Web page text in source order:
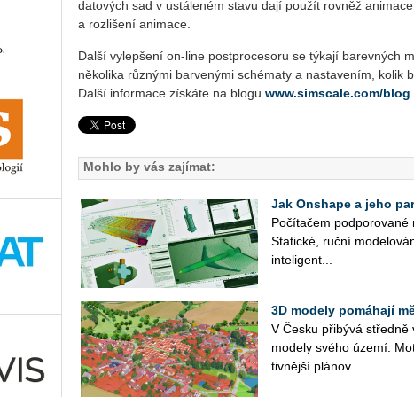
datových sad v ustáleném stavu dají použít rovněž
a rozlišení animace.
Další vylepšení on-line postprocesoru se týkají barevných
několika různými barvenými schématy a nastavením, kolik
Další informace získáte na blogu www.simscale.com/blog
Mohlo by vás zajímat:
Jak Onshape a jeho
Po­čí­ta­čem
Sta­tic­ké, ruční
in­te­li­gent­...
3D modely pomáhají
V Česku při­bý­vá
mo­de­ly svého území.
tiv­něj­ší plá­no­v...